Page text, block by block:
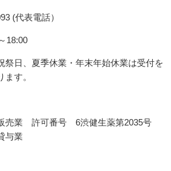
(代表電話）
18:00
祭日、夏季休業・年末年始休業は受付を
す。
売業 許可番号 6渋健生薬第2035号
与業